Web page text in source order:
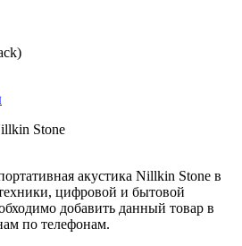
Stone
акустика Nillkin Stone в
цифровой и бытовой
добавить данный товар в
по телефонам.